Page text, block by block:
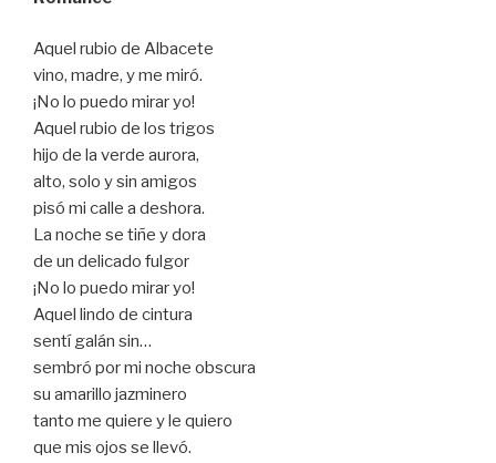
Aquel rubio de Albacete
vino, madre, y me miró.
¡No lo puedo mirar yo!
Aquel rubio de los trigos
hijo de la verde aurora,
alto, solo y sin amigos
pisó mi calle a deshora.
La noche se tiñe y dora
de un delicado fulgor
¡No lo puedo mirar yo!
Aquel lindo de cintura
sentí galán sin…
sembró por mi noche obscura
su amarillo jazminero
tanto me quiere y le quiero
que mis ojos se llevó.